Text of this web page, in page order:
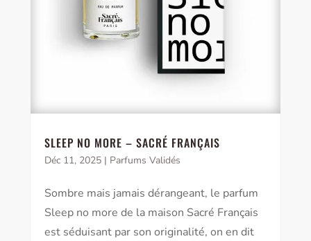
SLEEP NO MORE – SACRÉ FRANÇAIS
Déc 11, 2025| Parfums Validés
Sombre mais jamais dérangeant, le parfum
Sleep no more de la maison Sacré Français
est séduisant par son originalité, on en dit